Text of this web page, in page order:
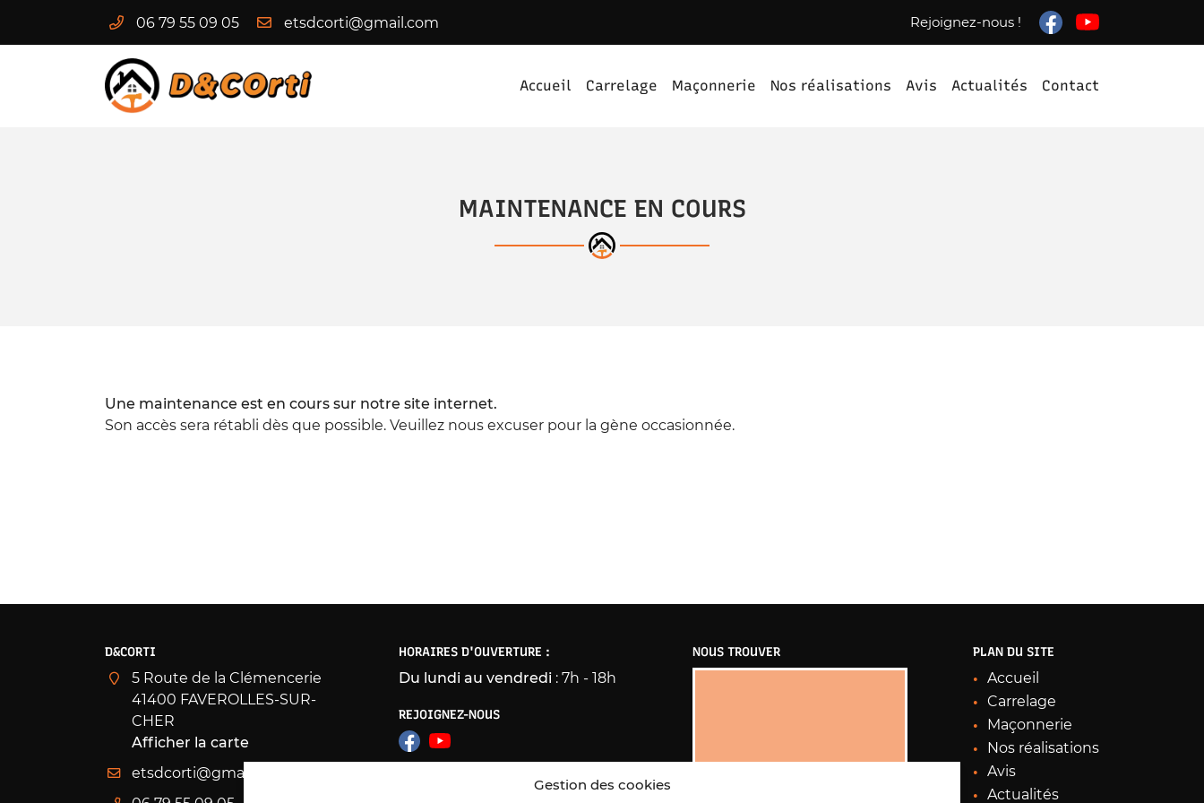
06 79 55 09 05 Rejoignez-nous !
Accueil Carrelage Maçonnerie Nos réalisations Avis Actualités Contact
41400 FAVEROLLES-SUR-CHER
06 79 55 09 05
à l'adresse email indiqué ci-dessus. Vous pouvez vous désinscrire à tout moment
en utilisantle formulaire de désinscription.
MAINTENANCE EN COURS
Une maintenance est en cours sur notre site internet.
Son accès sera rétabli dès que possible. Veuillez nous excuser pour la gène occasionnée.
D&CORTI
5 Route de la Clémencerie
41400 FAVEROLLES-SUR-
CHER
Afficher la carte
HORAIRES D'OUVERTURE :
Du lundi au vendredi : 7h - 18h
REJOIGNEZ-NOUS
NOUS TROUVER PLAN DU SITE
Accueil
Carrelage
Maçonnerie
Nos réalisations
Avis
Actualités
Gestion des cookies